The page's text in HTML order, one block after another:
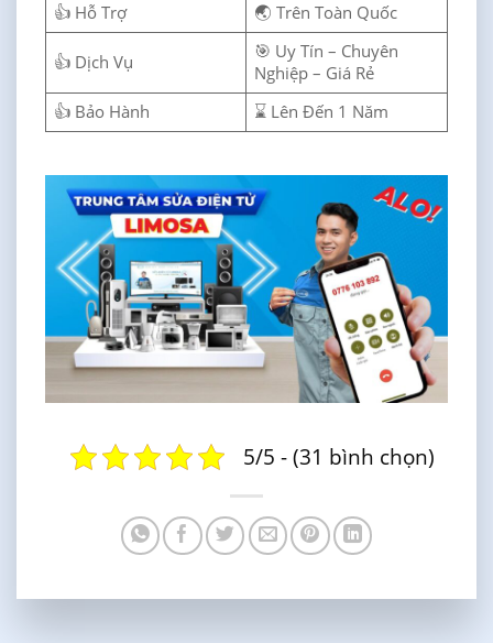
👍 Hỗ Trợ
🌏 Trên Toàn Quốc
👍 Dịch Vụ
🎯 Uy Tín – Chuyên
Nghiệp – Giá Rẻ
👍 Bảo Hành
⌛ Lên Đến 1 Năm
5/5 - (31 bình chọn)